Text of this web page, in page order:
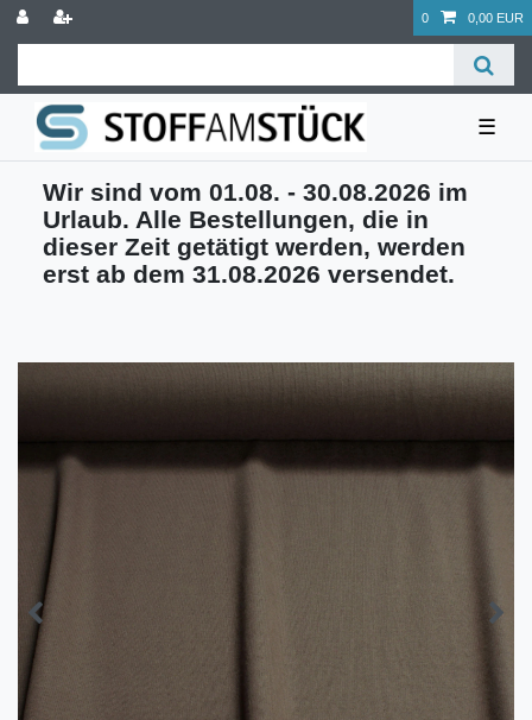
0 0,00 EUR
☰
Wir sind vom 01.08. - 30.08.2026 im
Urlaub. Alle Bestellungen, die in
dieser Zeit getätigt werden, werden
erst ab dem 31.08.2026 versendet.